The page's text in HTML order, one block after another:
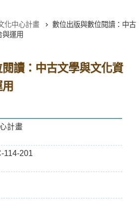
化中心計畫
數位出版與數位閱讀：中古
與運用
讀：中古文學與文化資
計畫
114-201